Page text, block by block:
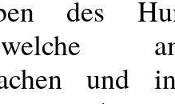
des
und